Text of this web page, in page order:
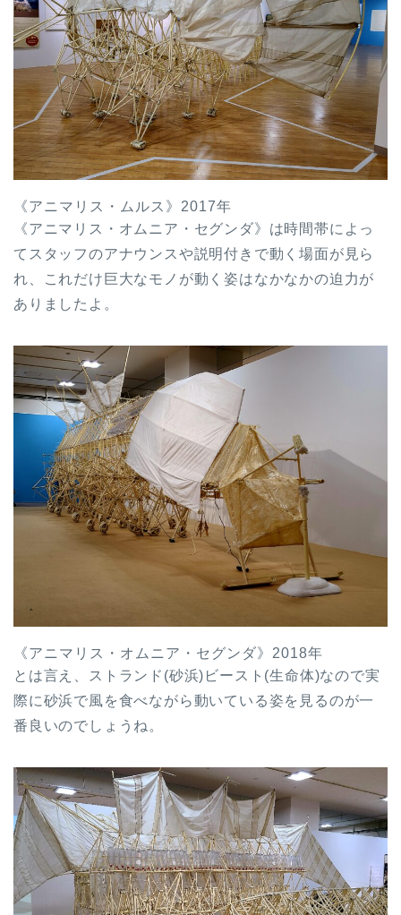
《アニマリス・ムルス》2017年
《アニマリス・オムニア・セグンダ》は時間帯によっ
てスタッフのアナウンスや説明付きで動く場面が見ら
れ、これだけ巨大なモノが動く姿はなかなかの迫力が
ありましたよ。
《アニマリス・オムニア・セグンダ》2018年
とは言え、ストランド(砂浜)ビースト(生命体)なので実
際に砂浜で風を食べながら動いている姿を見るのが一
番良いのでしょうね。